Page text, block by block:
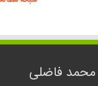
محمد فاضلی